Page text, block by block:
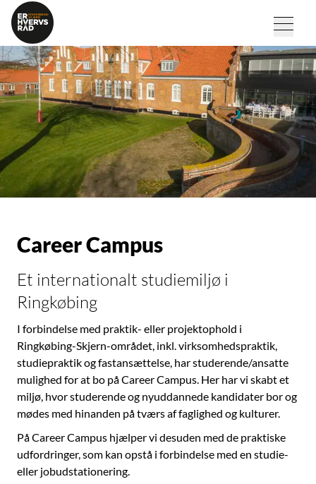
Career Campus
Et internationalt studiemiljø i
Ringkøbing
I forbindelse med praktik- eller projektophold i
Ringkøbing-Skjern-området, inkl. virksomhedspraktik,
studiepraktik og fastansættelse, har studerende/ansatte
mulighed for at bo på Career Campus. Her har vi skabt et
miljø, hvor studerende og nyuddannede kandidater bor og
mødes med hinanden på tværs af faglighed og kulturer.
På Career Campus hjælper vi desuden med de praktiske
udfordringer, som kan opstå i forbindelse med en studie-
eller jobudstationering.